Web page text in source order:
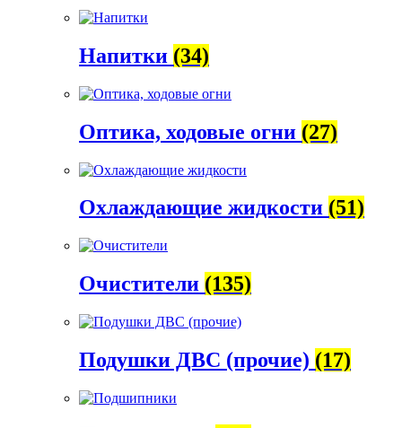
Напитки (34)
Оптика, ходовые огни (27)
Охлаждающие жидкости (51)
Очистители (135)
Подушки ДВС (прочие) (17)